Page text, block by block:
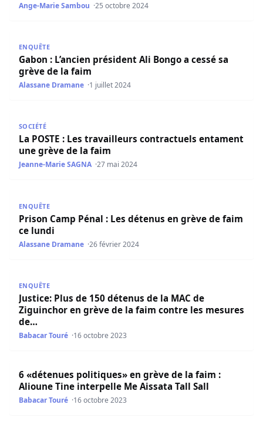
Ange-Marie Sambou 25 octobre 2024
ENQUÊTE
Gabon : L’ancien président Ali Bongo a cessé sa
grève de la faim
Alassane Dramane 1 juillet 2024
SOCIÉTÉ
La POSTE : Les travailleurs contractuels entament
une grève de la faim
Jeanne-Marie SAGNA 27 mai 2024
ENQUÊTE
Prison Camp Pénal : Les détenus en grève de faim
ce lundi
Alassane Dramane 26 février 2024
ENQUÊTE
Justice: Plus de 150 détenus de la MAC de
Ziguinchor en grève de la faim contre les mesures
de…
Babacar Touré 16 octobre 2023
6 «détenues politiques» en grève de la faim :
Alioune Tine interpelle Me Aissata Tall Sall
Babacar Touré 16 octobre 2023